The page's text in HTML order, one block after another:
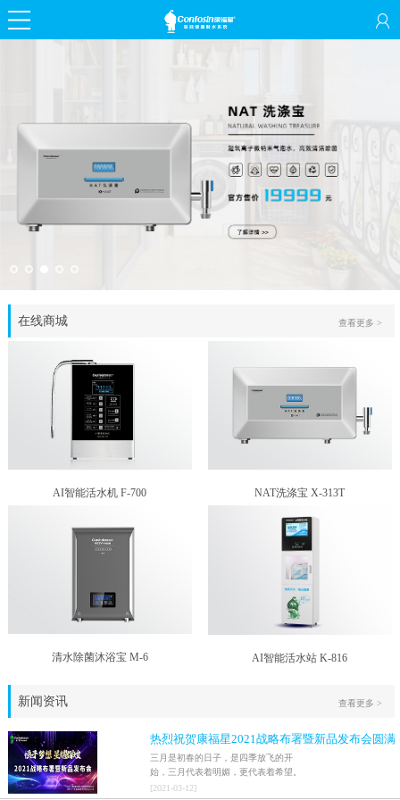
在线商城 查看更多 >
AI智能活水机 F-700 NAT洗涤宝 X-313T
清水除菌沐浴宝 M-6 AI智能活水站 K-816
新闻资讯
热烈祝贺康福星2021战略布署暨新品发布会圆满
结束！！
三月是初春的日子，是四季放飞的开
始，三月代表着明媚，更代表着希望。
2021年3月9日，家人们激情澎湃地迎来
[2021-03-12]
查看更多 >